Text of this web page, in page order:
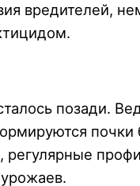
вредителей,
позади.